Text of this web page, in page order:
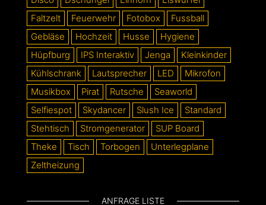
Faltzelt
Feuerwehr Fotobox
Fussball
Gebläse
Hochzeit Husse
Hygiene
Hüpfburg
IPS Interaktiv Jenga
Kleinkinder
Kühlschrank
Lautsprecher LED
Mikrofon
Musikbox
Pirat Rutsche
Seaworld
Selfiespot
Skydancer Slush Ice
Standard
Stehtisch
Stromgenerator
SUP Board
Theke
Tisch Torbogen
Unterlegplane
Zeltheizung
ANFRAGE LISTE